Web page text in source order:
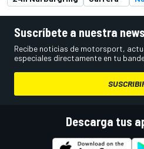
Suscríbete a nuestra
Recibe noticias de motorsport,
especiales directamente en tu
Descarga tus